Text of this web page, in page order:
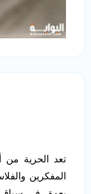
تعد الحرية من
المفكرين